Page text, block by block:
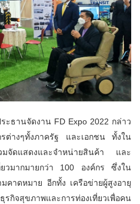
ะธานจัดงาน FD Expo 2022 กล่าว
ต่างๆทั้งภาครัฐ และเอกชน ทั้งใน
มจัดแสดงและจำหน่ายสินค้า และ
ยวมากมายกว่า 100 องค์กร ซึ่งใน
คาดหมาย อีกทั้ง เครือข่ายผู้สูงอายุ
กิจสุขภาพและการท่องเที่ยวเพื่อคน